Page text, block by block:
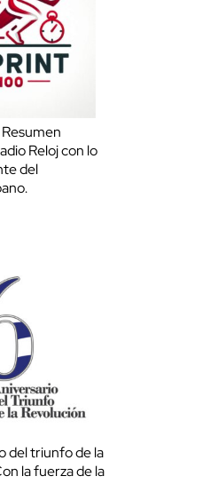
Reloj con lo
del
del triunfo de la
la fuerza de la